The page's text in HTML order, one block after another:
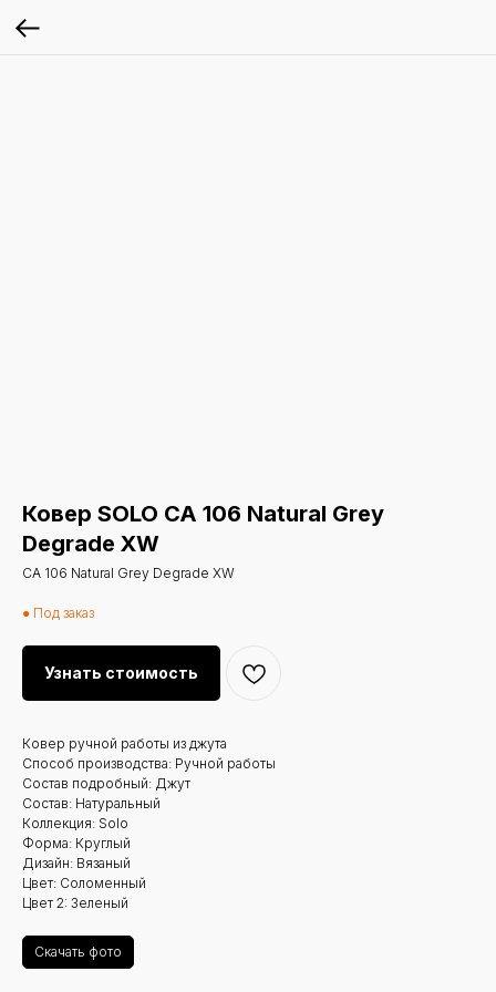
Ковер SOLO CA 106 Natural Grey
Degrade XW
CA 106 Natural Grey Degrade XW
● Под заказ
Узнать стоимость
Ковер ручной работы из джута
Способ производства: Ручной работы
Состав подробный: Джут
Состав: Натуральный
Коллекция: Solo
Форма: Круглый
Дизайн: Вязаный
Цвет: Соломенный
Цвет 2: Зеленый
Скачать фото